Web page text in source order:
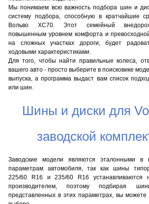
Мы понимаем всю важность подбора шин и
систему подбора, способную в кратчайшие
Вольво ХС70. Этот семейный
повышенным уровнем комфорта и
на сложных участках дороги, будет
ходовыми характеристиками.
Для того, чтобы найти правильные колеса,
вашего авто - просто выберите в поисковике
выпуска, а программа выдаст вам список
или шин.
Шины и диски для
заводской
Заводские модели являются эталонными в
параметрам автомобиля, так как шины
225/60 R16 и 235/60 R16 устанавливаются
производителем, поэтому подбирая
представленных в этих параметрах, вы